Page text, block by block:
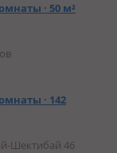
· 50 м²
· 142
Шектибай 46